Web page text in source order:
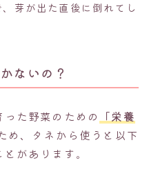
芽が出た直後に倒れてし
ないの？
た野菜のための
「栄養
め、タネから使うと以下
があります。